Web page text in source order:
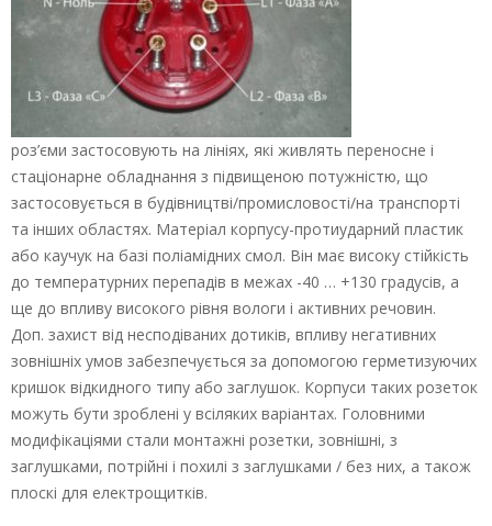
роз’єми застосовують на лініях, які живлять переносне і
стаціонарне обладнання з підвищеною потужністю, що
застосовується в будівництві/промисловості/на транспорті
та інших областях. Матеріал корпусу-протиударний пластик
або каучук на базі поліамідних смол. Він має високу стійкість
до температурних перепадів в межах -40 … +130 градусів, а
ще до впливу високого рівня вологи і активних речовин.
Доп. захист від несподіваних дотиків, впливу негативних
зовнішніх умов забезпечується за допомогою герметизуючих
кришок відкидного типу або заглушок. Корпуси таких розеток
можуть бути зроблені у всіляких варіантах. Головними
модифікаціями стали монтажні розетки, зовнішні, з
заглушками, потрійні і похилі з заглушками / без них, а також
плоскі для електрощитків.